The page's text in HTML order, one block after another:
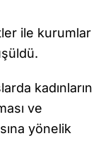
ile kurumlar
kadınların
ve
yönelik